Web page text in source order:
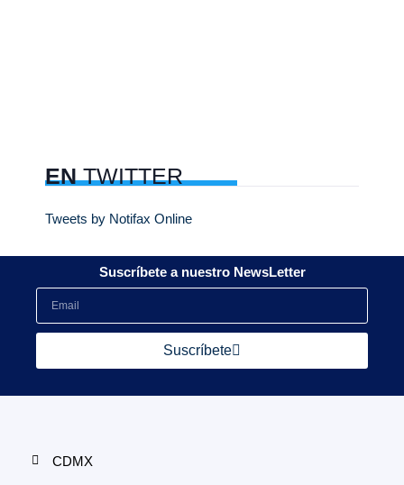
ENTWITTER
Tweets by Notifax Online
Suscríbete a nuestro NewsLetter
Suscríbete
CDMX